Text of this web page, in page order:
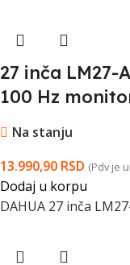
27 inča LM27-
100 Hz
Na stanju
13.990,90 RSD (Pdv je
Dodaj u korpu
DAHUA 27 inča